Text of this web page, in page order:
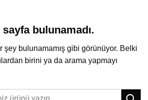
bulunamadı.
şey bulunamamış gibi görünüyor. Belki
birini ya da arama yapmayı